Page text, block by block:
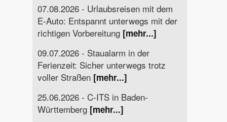
07.08.2026 - Urlaubsreisen mit dem
E-Auto: Entspannt unterwegs mit der
richtigen Vorbereitung [mehr...]
09.07.2026 - Staualarm in der
Ferienzeit: Sicher unterwegs trotz
voller Straßen [mehr...]
25.06.2026 - C-ITS in Baden-
Württemberg [mehr...]